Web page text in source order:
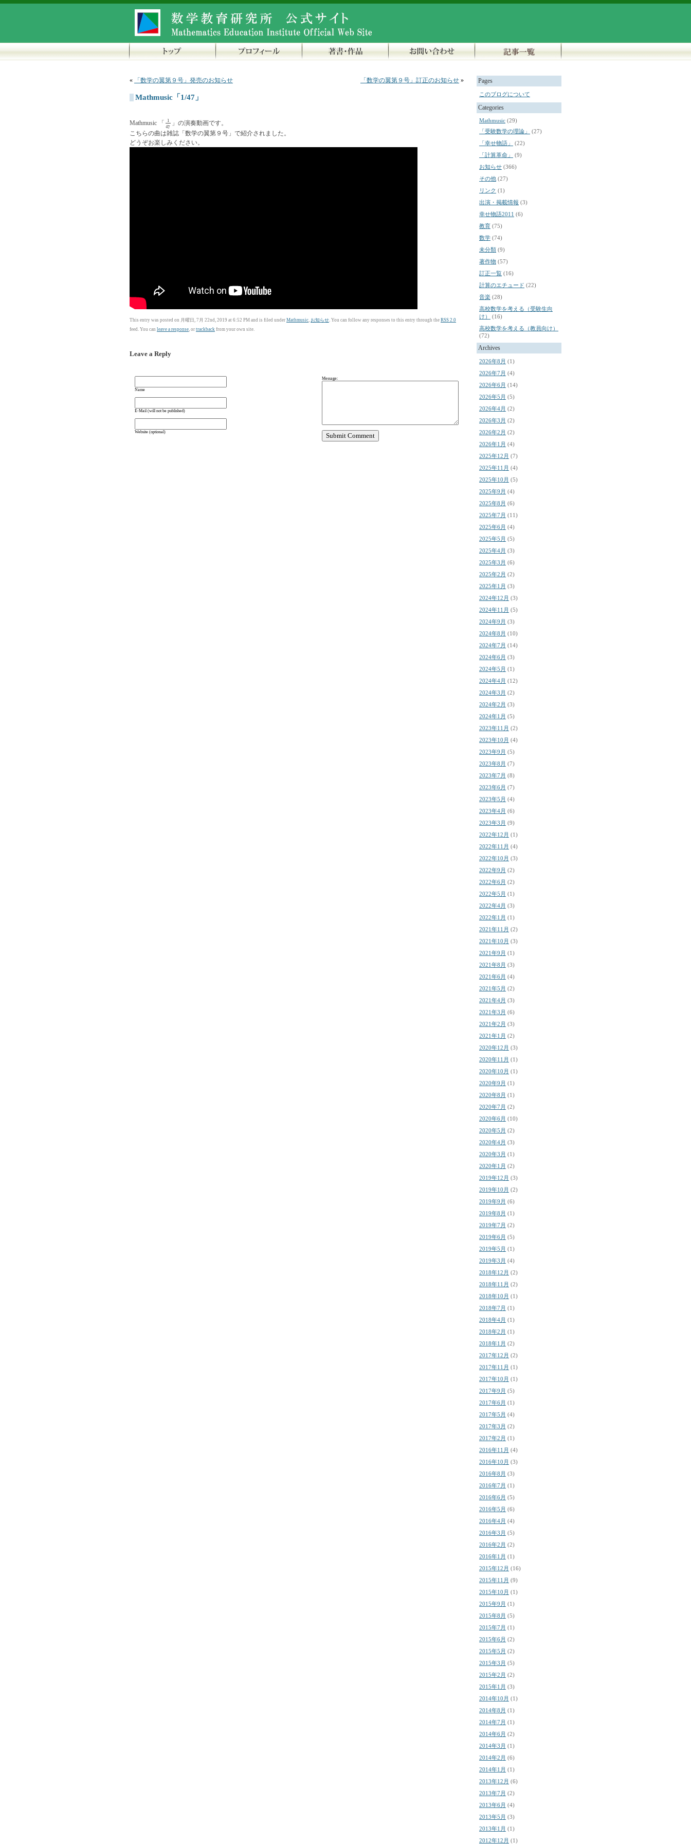
« 「数学の翼第９号」発売のお知らせ 「数学の翼第９号」訂正のお知らせ »
Mathmusic「1/47」
Mathmusic 「
1
47
147」の演奏動画です。
こちらの曲は雑誌「数学の翼第９号」で紹介されました。
どうぞお楽しみください。
This entry was posted on 月曜日, 7月 22nd, 2019 at 6:52 PM and is filed under Mathmusic お知らせ . You can follow any responses to this entry through the RSS 2.0
feed. You can leave a response , or trackback from your own site.
Leave a Reply
Name
E-Mail (will not be published)
Website (optional)
Message:
Pages
このブログについて
Categories
Mathmusic (29)
「受験数学の理論」
(27)
「幸せ物語」
(22)
「計算革命」
(9)
お知らせ (366)
その他 (27)
リンク (1)
出演・掲載情報 (3)
幸せ物語2011 (6)
教育 (75)
数学 (74)
未分類 (9)
著作物 (57)
訂正一覧 (16)
計算のエチュード (22)
音楽 (28)
高校数学を考える（受験生向
け）
(16)
高校数学を考える（教員向け）
(72)
Archives
2026年8月 (1)
2026年7月 (4)
2026年6月 (14)
2026年5月 (5)
2026年4月 (2)
2026年3月 (2)
2026年2月 (2)
2026年1月 (4)
2025年12月 (7)
2025年11月 (4)
2025年10月 (5)
2025年9月 (4)
2025年8月 (6)
2025年7月 (11)
2025年6月 (4)
2025年5月 (5)
2025年4月 (3)
2025年3月 (6)
2025年2月 (2)
2025年1月 (3)
2024年12月 (3)
2024年11月 (5)
2024年9月 (3)
2024年8月 (10)
2024年7月 (14)
2024年6月 (3)
2024年5月 (1)
2024年4月 (12)
2024年3月 (2)
2024年2月 (3)
2024年1月 (5)
2023年11月 (2)
2023年10月 (4)
2023年9月 (5)
2023年8月 (7)
2023年7月 (8)
2023年6月 (7)
2023年5月 (4)
2023年4月 (6)
2023年3月 (9)
2022年12月 (1)
2022年11月 (4)
2022年10月 (3)
2022年9月 (2)
2022年6月 (2)
2022年5月 (1)
2022年4月 (3)
2022年1月 (1)
2021年11月 (2)
2021年10月 (3)
2021年9月 (1)
2021年8月 (3)
2021年6月 (4)
2021年5月 (2)
2021年4月 (3)
2021年3月 (6)
2021年2月 (3)
2021年1月 (2)
2020年12月 (3)
2020年11月 (1)
2020年10月 (1)
2020年9月 (1)
2020年8月 (1)
2020年7月 (2)
2020年6月 (10)
2020年5月 (2)
2020年4月 (3)
2020年3月 (1)
2020年1月 (2)
2019年12月 (3)
2019年10月 (2)
2019年9月 (6)
2019年8月 (1)
2019年7月 (2)
2019年6月 (5)
2019年5月 (1)
2019年3月 (4)
2018年12月 (2)
2018年11月 (2)
2018年10月 (1)
2018年7月 (1)
2018年4月 (1)
2018年2月 (1)
2018年1月 (2)
2017年12月 (2)
2017年11月 (1)
2017年10月 (1)
2017年9月 (5)
2017年6月 (1)
2017年5月 (4)
2017年3月 (2)
2017年2月 (1)
2016年11月 (4)
2016年10月 (3)
2016年8月 (3)
2016年7月 (1)
2016年6月 (5)
2016年5月 (6)
2016年4月 (4)
2016年3月 (5)
2016年2月 (2)
2016年1月 (1)
2015年12月 (16)
2015年11月 (9)
2015年10月 (1)
2015年9月 (1)
2015年8月 (5)
2015年7月 (1)
2015年6月 (2)
2015年5月 (2)
2015年3月 (5)
2015年2月 (2)
2015年1月 (3)
2014年10月 (1)
2014年8月 (1)
2014年7月 (1)
2014年6月 (2)
2014年3月 (1)
2014年2月 (6)
2014年1月 (1)
2013年12月 (6)
2013年7月 (2)
2013年6月 (4)
2013年5月 (3)
2013年1月 (1)
2012年12月 (1)